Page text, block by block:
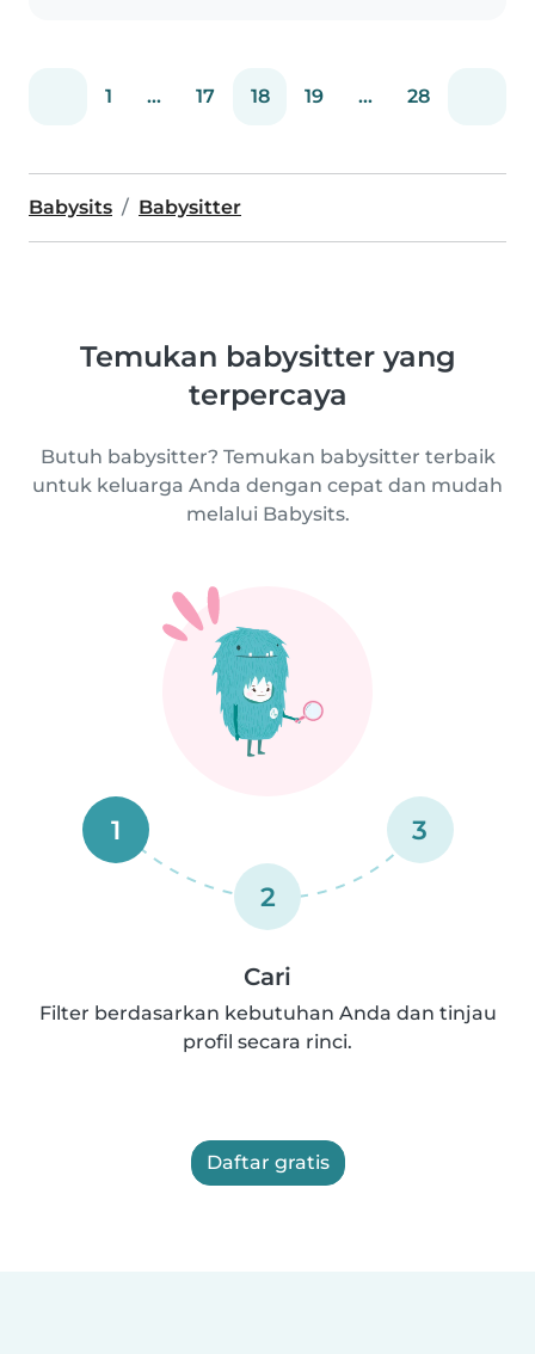
1 ... 17 18 19 ... 28
Babysits Babysitter
Temukan babysitter yang
terpercaya
Butuh babysitter? Temukan babysitter terbaik
untuk keluarga Anda dengan cepat dan mudah
melalui Babysits.
1
2
3
Cari
Filter berdasarkan kebutuhan Anda dan tinjau
profil secara rinci.
Daftar gratis